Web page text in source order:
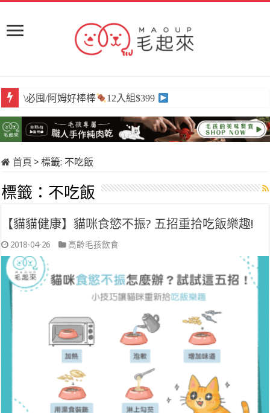
\必囤/阿姆好棒棒 12入組$399
首頁 > 標籤: 不吃飯
標籤： 不吃飯
【貓貓健康】貓咪食慾不振? 五招重拾吃飯樂趣!
2018-04-26 高齡毛孩飲食